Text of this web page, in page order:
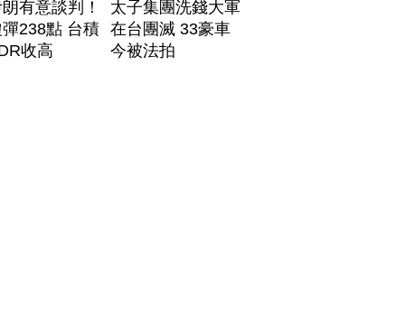
有意談判！
238點 台積
收高
太子集團洗錢大軍
在台團滅 33豪車
今被法拍